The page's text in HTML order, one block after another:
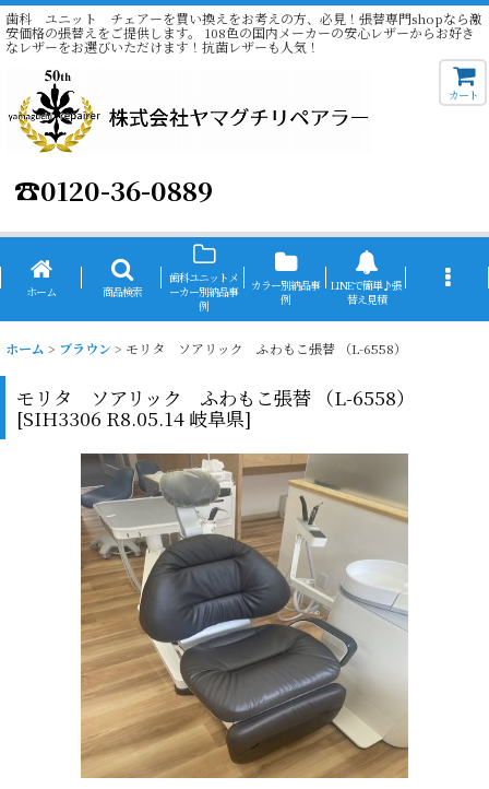
歯科 ユニット チェアーを買い換えをお考えの方、必見！張替専門shopなら激
安価格の張替えをご提供します。 108色の国内メーカーの安心レザーからお好き
なレザーをお選びいただけます！抗菌レザーも人気！
☎0120-36-0889
カート
ホーム 商品検索
歯科ユニットメ
ーカー別納品事
例
カラー別納品事
例
LINEで簡単♪張
替え見積
ホーム > ブラウン > モリタ ソアリック ふわもこ張替 （L-6558）
モリタ ソアリック ふわもこ張替 （L-6558）
[SIH3306 R8.05.14 岐阜県]